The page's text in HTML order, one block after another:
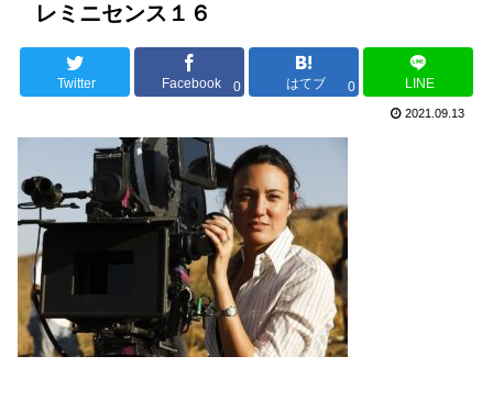
レミニセンス１６
Twitter Facebook 0 はてブ 0 LINE
2021.09.13